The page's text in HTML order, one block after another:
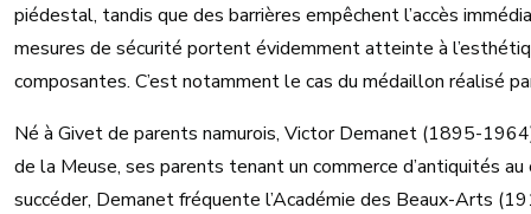
piédestal, tandis que des barrières empêchent l’accès
mesures de sécurité portent évidemment atteinte à
composantes. C’est notamment le cas du médaillon réalisé
Né à Givet de parents namurois, Victor Demanet (1895-
de la Meuse, ses parents tenant un commerce d’antiquités
succéder, Demanet fréquente l’Académie des Beaux-Arts